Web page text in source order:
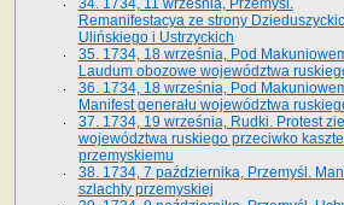
34. 1734, 11 września, Przemyśl.
Remanifestacya ze strony
Ulińskiego i Ustrzyckich
35. 1734, 18 września, Pod
Laudum obozowe województwa
36. 1734, 18 września, Pod
Manifest generału województwa
37. 1734, 19 września, Rudki. Protest
województwa ruskiego przeciwko
przemyskiemu
38. 1734, 7 października, Przemyśl.
szlachty przemyskiej